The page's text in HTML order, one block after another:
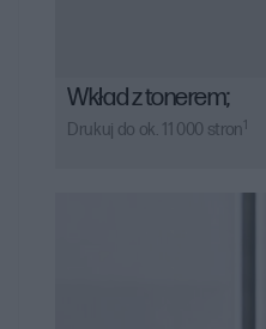
Wkład z tonerem;
Drukuj do ok. 11 000 stron